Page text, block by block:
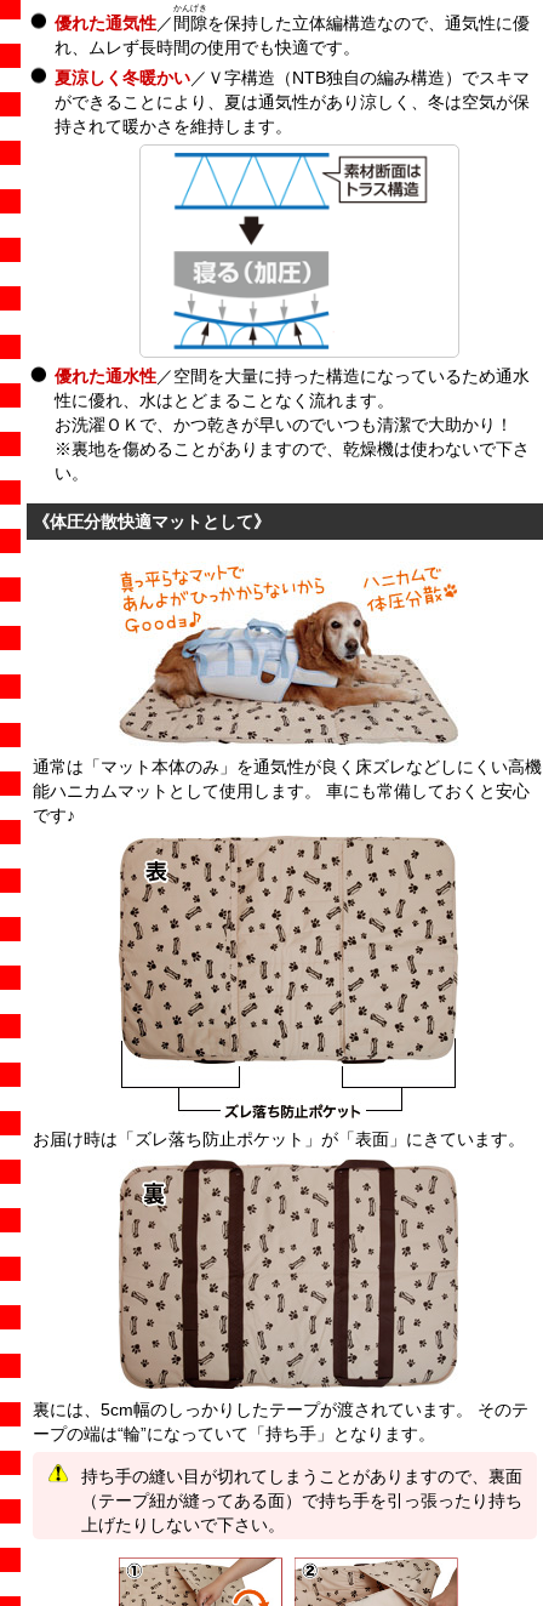
優れた通気性／間隙
かんげき
を保持した立体編構造なので、通気性に優
れ、ムレず長時間の使用でも快適です。
夏涼しく冬暖かい／Ｖ字構造（NTB独自の編み構造）でスキマ
ができることにより、夏は通気性があり涼しく、冬は空気が保
持されて暖かさを維持します。
優れた通水性／空間を大量に持った構造になっているため通水
性に優れ、水はとどまることなく流れます。
お洗濯ＯＫで、かつ乾きが早いのでいつも清潔で大助かり！
※裏地を傷めることがありますので、乾燥機は使わないで下さ
い。
《体圧分散快適マットとして》
通常は「マット本体のみ」を通気性が良く床ズレなどしにくい高機
能ハニカムマットとして使用します。 車にも常備しておくと安心
です♪
お届け時は「ズレ落ち防止ポケット」が「表面」にきています。
裏には、5cm幅のしっかりしたテープが渡されています。 そのテ
ープの端は“輪”になっていて「持ち手」となります。
持ち手の縫い目が切れてしまうことがありますので、裏面
（テープ紐が縫ってある面）で持ち手を引っ張ったり持ち
上げたりしないで下さい。